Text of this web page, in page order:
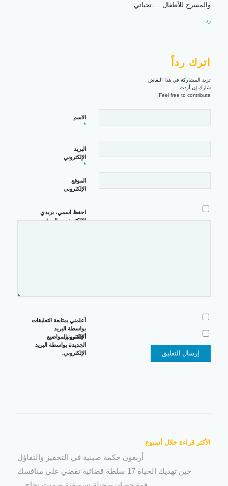
والمسرح للأطفال ….تحياتي
رد
اترك رداً
تريد المشاركة في هذا النقاش
شارك إن أردت
Feel free to contribute!
الاسم
*
البريد
الإلكتروني
*
الموقع
الإلكتروني
احفظ اسمي، بريدي
الإلكتروني، والموقع
أعلمني بمتابعة التعليقات
بواسطة البريد
الإلكتروني.
أعلمني بالمواضيع
الجديدة بواسطة البريد
الإلكتروني.
الأكثر قراءة خلال أسبوع
أربعون حكمة صينية في التحفيز والتفاؤل
حين تهديك الحياة 17 سلطة قضائية تقضي على منافسك